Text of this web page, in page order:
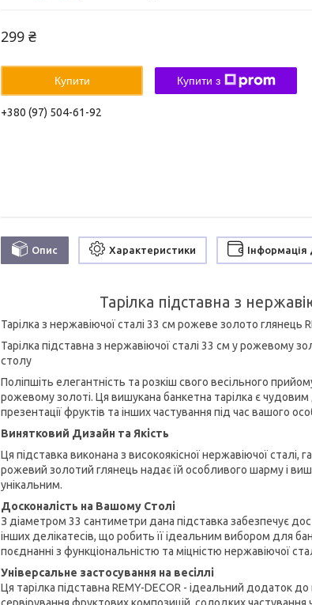
299 ₴
Купити Купити з
+380 (97) 504-61-92
Опис Характеристики
Тарілка підставна з
Тарілка з нержавіючої сталі 33 см рожеве золото
Тарілка підставна з нержавіючої сталі 33 см у рожевому
столу
Поліпшіть елегантність та розкіш свого весільного
рожевому золоті. Ця вишукана банкетна тарілка є
презентації фруктів та інших частування під час вашого
Винятковий Дизайн та Якість
Ця підставка виконана з високоякісної нержавіючої
рожевий золотий глянець надає їй особливого шарму і
унікальним.
Досконалість на Вашому Столі
З діаметром 33 сантиметри дана підставка забезпечує
інших делікатесів, що робить її ідеальним вибором для
поєднанні з функціональністю та міцністю нержавіючої
Універсальне застосування на весіллі
Ця тарілка підставна REMY-DECOR - ідеальний додаток